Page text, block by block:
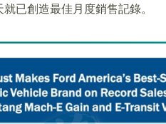
已創造最佳月度銷售記錄。